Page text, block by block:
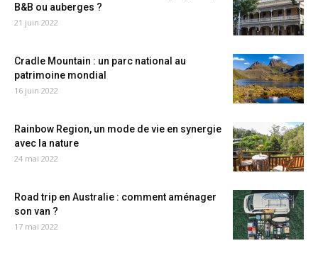
B&B ou auberges ?
21 juin 2022
Cradle Mountain : un parc national au
patrimoine mondial
16 juin 2022
Rainbow Region, un mode de vie en synergie
avec la nature
24 mai 2022
Road trip en Australie : comment aménager
son van ?
17 mai 2022